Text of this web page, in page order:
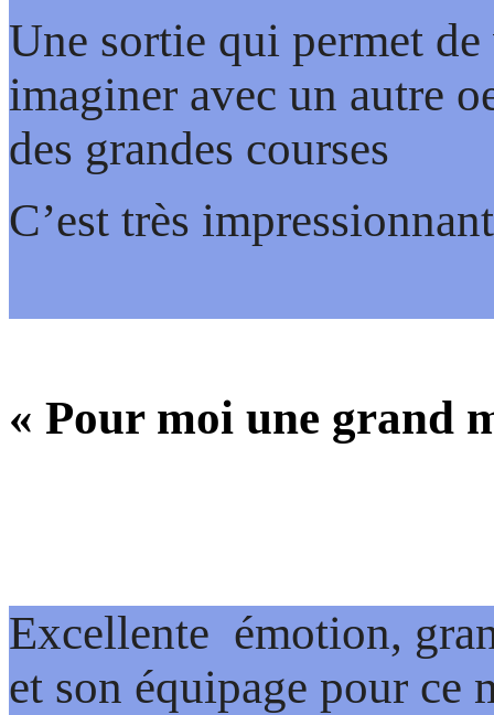
Une sortie qui permet
imaginer avec un autre
des grandes courses
C’est très impressionnant
« Pour moi une grand
Excellente émotion,
et son équipage pour ce